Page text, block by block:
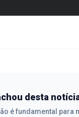
desta
é fundamental para